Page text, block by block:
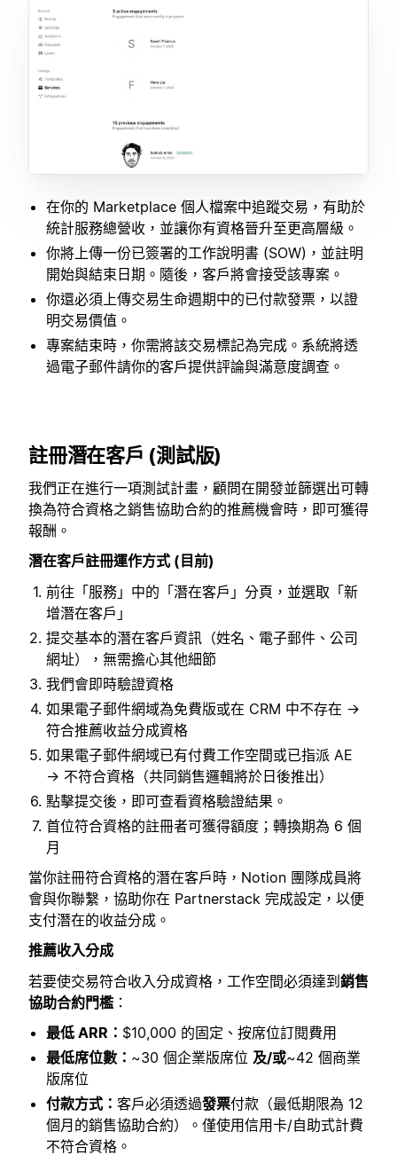
在你的 Marketplace 個人檔案中追蹤交易，有助於
統計服務總營收，並讓你有資格晉升至更高層級。
你將上傳一份已簽署的工作說明書 (SOW)，並註明
開始與結束日期。隨後，客戶將會接受該專案。
你還必須上傳交易生命週期中的已付款發票，以證
明交易價值。
專案結束時，你需將該交易標記為完成。系統將透
過電子郵件請你的客戶提供評論與滿意度調查。
註冊潛在客戶 (測試版)
我們正在進行一項測試計畫，顧問在開發並篩選出可轉
換為符合資格之銷售協助合約的推薦機會時，即可獲得
報酬。
潛在客戶註冊運作方式 (目前)
前往「服務」中的「潛在客戶」分頁，並選取「新
增潛在客戶」
提交基本的潛在客戶資訊（姓名、電子郵件、公司
網址），無需擔心其他細節
我們會即時驗證資格
如果電子郵件網域為免費版或在 CRM 中不存在 →
符合推薦收益分成資格
如果電子郵件網域已有付費工作空間或已指派 AE
→ 不符合資格（共同銷售邏輯將於日後推出）
點擊提交後，即可查看資格驗證結果。
首位符合資格的註冊者可獲得額度；轉換期為 6 個
月
當你註冊符合資格的潛在客戶時，Notion 團隊成員將
會與你聯繫，協助你在 Partnerstack 完成設定，以便
支付潛在的收益分成。
推薦收入分成
若要使交易符合收入分成資格，工作空間必須達到銷售
協助合約門檻 ：
最低 ARR： $10,000 的固定、按席位訂閱費用
最低席位數： ~30 個企業版席位 及/或~42 個商業
版席位
付款方式： 客戶必須透過發票付款（最低期限為 12
個月的銷售協助合約）。僅使用信用卡/自助式計費
不符合資格。